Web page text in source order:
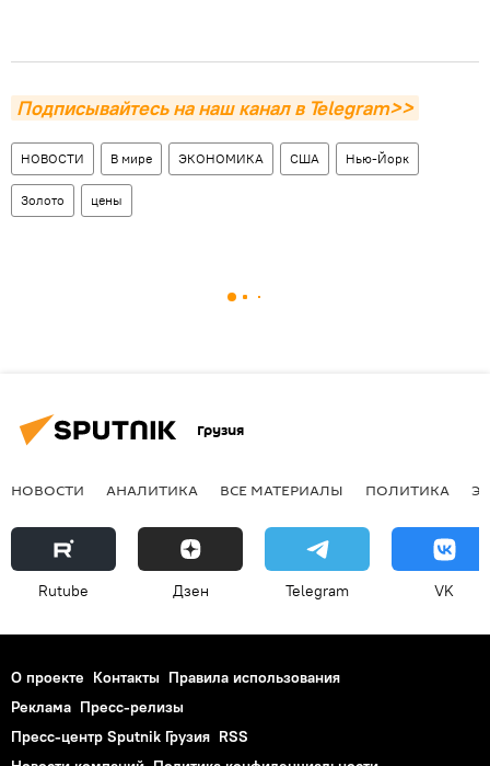
Подписывайтесь на наш канал в Telegram>>
НОВОСТИ В мире ЭКОНОМИКА США Нью-Йорк
Золото цены
Грузия
НОВОСТИ АНАЛИТИКА ВСЕ МАТЕРИАЛЫ ПОЛИТИКА
Rutube Дзен Telegram VK
О проекте Контакты Правила использования
Реклама Пресс-релизы
Пресс-центр Sputnik Грузия RSS